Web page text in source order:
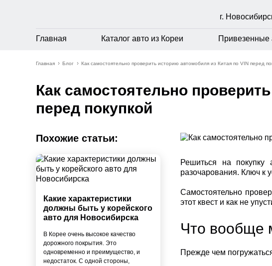
г.
Главная Каталог авто из Кореи Привезенные
Главная Блог Как самостоятельно проверить историю автомобиля из Китая по VIN перед
Как самостоятельно
перед покупкой
Похожие статьи:
Какие характеристики
должны быть у корейского
авто для Новосибирска
В Корее очень высокое качество
дорожного покрытия. Это
одновременно и преимущество, и
недостаток. С одной стороны,
Решиться на
разочарования. Ключ
Самостоятельно
этот квест и как не
Что вообще
Прежде чем